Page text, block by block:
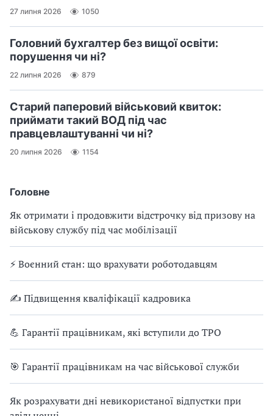
Головне
Як отримати і продовжити відстрочку від призову на
військову службу під час мобілізації
⚡ Воєнний стан: що врахувати роботодавцям
✍ Підвищення кваліфікації кадровика
💪 Гарантії працівникам, які вступили до ТРО
🎯 Гарантії працівникам на час військової служби
Як розрахувати дні невикористаної відпустки при
27 липня 2026 1050
Головний бухгалтер без вищої освіти:
порушення чи ні?
22 липня 2026 879
Старий паперовий військовий квиток:
приймати такий ВОД під час
правцевлаштуванні чи ні?
20 липня 2026 1154